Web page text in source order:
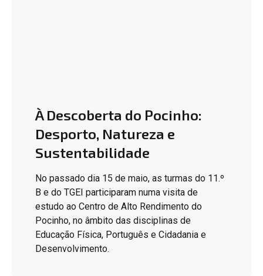
À Descoberta do Pocinho:
Desporto, Natureza e
Sustentabilidade
No passado dia 15 de maio, as turmas do 11.º
B e do TGEI participaram numa visita de
estudo ao Centro de Alto Rendimento do
Pocinho, no âmbito das disciplinas de
Educação Física, Português e Cidadania e
Desenvolvimento.